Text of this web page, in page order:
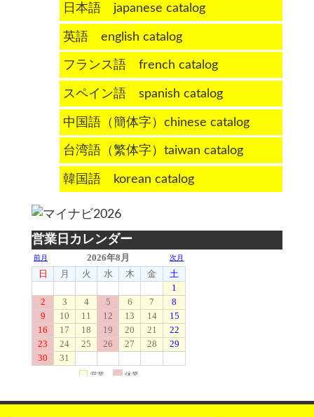
日本語 japanese catalog
英語 english catalog
フランス語 french catalog
スペイン語 spanish catalog
中国語（簡体字）chinese catalog
台湾語（繁体字）taiwan catalog
韓国語 korean catalog
営業日カレンダー